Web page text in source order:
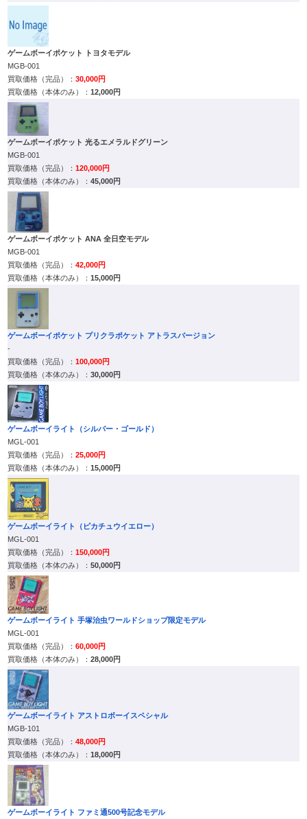
ゲームボーイポケット トヨタモデル
MGB-001
30,000円
12,000円
ゲームボーイポケット 光るエメラルドグリーン
MGB-001
120,000円
45,000円
ゲームボーイポケット ANA 全日空モデル
MGB-001
42,000円
15,000円
ゲームボーイポケット プリクラポケット アトラスバージョン
-
100,000円
30,000円
ゲームボーイライト（シルバー・ゴールド）
MGL-001
25,000円
15,000円
ゲームボーイライト（ピカチュウイエロー）
MGL-001
150,000円
50,000円
ゲームボーイライト 手塚治虫ワールドショップ限定モデル
MGL-001
60,000円
28,000円
ゲームボーイライト アストロボーイスペシャル
MGB-101
48,000円
18,000円
ゲームボーイライト ファミ通500号記念モデル